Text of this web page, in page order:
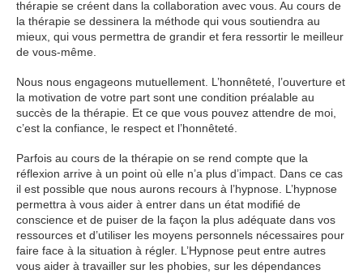
thérapie se créent dans la collaboration avec vous. Au cours de
la thérapie se dessinera la méthode qui vous soutiendra au
mieux, qui vous permettra de grandir et fera ressortir le meilleur
de vous-même.
Nous nous engageons mutuellement. L’honnêteté, l’ouverture et
la motivation de votre part sont une condition préalable au
succès de la thérapie. Et ce que vous pouvez attendre de moi,
c’est la confiance, le respect et l’honnêteté.
Parfois au cours de la thérapie on se rend compte que la
réflexion arrive à un point où elle n’a plus d’impact. Dans ce cas
il est possible que nous aurons recours à l’hypnose. L’hypnose
permettra à vous aider à entrer dans un état modifié de
conscience et de puiser de la façon la plus adéquate dans vos
ressources et d’utiliser les moyens personnels nécessaires pour
faire face à la situation à régler. L’Hypnose peut entre autres
vous aider à travailler sur les phobies, sur les dépendances